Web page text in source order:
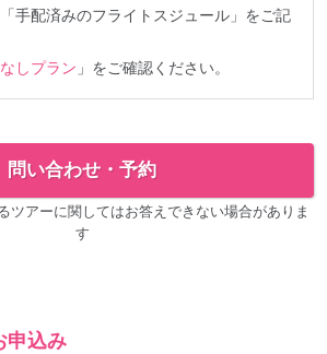
手配済みのフライトスジュール」をご記
しプラン 」をご確認ください。
問い合わせ・予約
ツアーに関してはお答えできない場合がありま
す
申込み